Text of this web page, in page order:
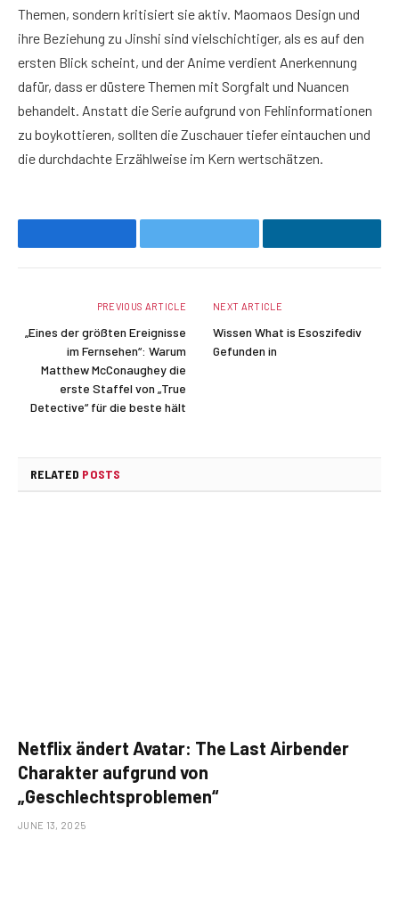
Themen, sondern kritisiert sie aktiv. Maomaos Design und
ihre Beziehung zu Jinshi sind vielschichtiger, als es auf den
ersten Blick scheint, und der Anime verdient Anerkennung
dafür, dass er düstere Themen mit Sorgfalt und Nuancen
behandelt. Anstatt die Serie aufgrund von Fehlinformationen
zu boykottieren, sollten die Zuschauer tiefer eintauchen und
die durchdachte Erzählweise im Kern wertschätzen.
Facebook Twitter LinkedIn
PREVIOUS ARTICLE
„Eines der größten Ereignisse
im Fernsehen“: Warum
Matthew McConaughey die
erste Staffel von „True
Detective“ für die beste hält
NEXT ARTICLE
Wissen What is Esoszifediv
Gefunden in
RELATED POSTS
Netflix ändert Avatar: The Last Airbender
Charakter aufgrund von
„Geschlechtsproblemen“
JUNE 13, 2025